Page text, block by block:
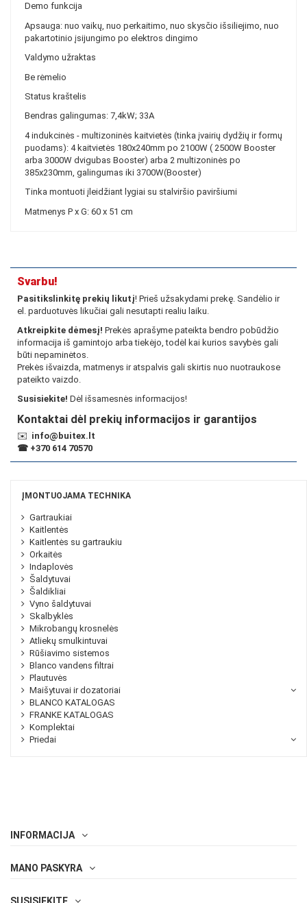
Demo funkcija
Apsauga: nuo vaikų, nuo perkaitimo, nuo skysčio išsiliejimo, nuo
pakartotinio įsijungimo po elektros dingimo
Valdymo užraktas
Be rėmelio
Status kraštelis
Bendras galingumas: 7,4kW; 33A
4 indukcinės - multizoninės kaitvietės (tinka įvairių dydžių ir formų
puodams): 4 kaitvietės 180x240mm po 2100W ( 2500W Booster
arba 3000W dvigubas Booster) arba 2 multizoninės po
385x230mm, galingumas iki 3700W(Booster)
Tinka montuoti įleidžiant lygiai su stalviršio paviršiumi
Matmenys P x G: 60 x 51 cm
Svarbu!
Pasitikslinkitę prekių likutį! Prieš užsakydami prekę. Sandėlio ir
el. parduotuvės likučiai gali nesutapti realiu laiku.
Atkreipkite dėmesį! Prekės aprašyme pateikta bendro pobūdžio
informacija iš gamintojo arba tiekėjo, todėl kai kurios savybės gali
būti nepaminėtos.
Prekės išvaizda, matmenys ir atspalvis gali skirtis nuo nuotraukose
pateikto vaizdo.
Susisiekite! Dėl išsamesnės informacijos!
Kontaktai dėl prekių informacijos ir garantijos
✉️ info@buitex.lt
☎ +370 614 70570
ĮMONTUOJAMA TECHNIKA
Gartraukiai
Kaitlentės
Kaitlentės su gartraukiu
Orkaitės
Indaplovės
Šaldytuvai
Šaldikliai
Vyno šaldytuvai
Skalbyklės
Mikrobangų krosnelės
Atliekų smulkintuvai
Rūšiavimo sistemos
Blanco vandens filtrai
Plautuvės
Maišytuvai ir dozatoriai
BLANCO KATALOGAS
FRANKE KATALOGAS
Komplektai
Priedai
INFORMACIJA
MANO PASKYRA